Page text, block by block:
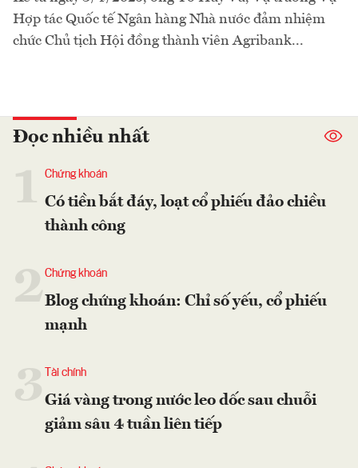
Hợp tác Quốc tế Ngân hàng Nhà nước đảm nhiệm
chức Chủ tịch Hội đồng thành viên Agribank...
Đọc nhiều nhất
Chứng khoán
Có tiền bắt đáy, loạt cổ phiếu đảo chiều
thành công
2Chứng khoán
Blog chứng khoán: Chỉ số yếu, cổ phiếu
mạnh
Tài chính
Giá vàng trong nước leo dốc sau chuỗi
giảm sâu 4 tuần liên tiếp